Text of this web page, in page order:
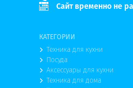
Сайт временно не
КАТЕГОРИИ
Техника для кухни
Посуда
Аксессуары для кухни
Техника для дома